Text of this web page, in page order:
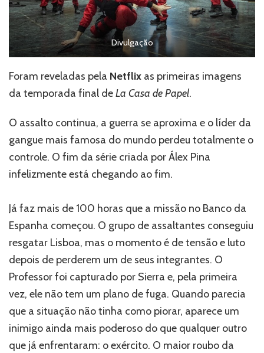
Papel
Parte
5
Divulgação
Foram reveladas pela Netflix as primeiras imagens
da temporada final deLa Casa de Papel.
O assalto continua, a guerra se aproxima e o líder da
gangue mais famosa do mundo perdeu totalmente o
controle. O fim da série criada por Álex Pina
infelizmente está chegando ao fim.
Já faz mais de 100 horas que a missão no Banco da
Espanha começou. O grupo de assaltantes conseguiu
resgatar Lisboa, mas o momento é de tensão e luto
depois de perderem um de seus integrantes. O
Professor foi capturado por Sierra e, pela primeira
vez, ele não tem um plano de fuga. Quando parecia
que a situação não tinha como piorar, aparece um
inimigo ainda mais poderoso do que qualquer outro
que já enfrentaram: o exército. O maior roubo da